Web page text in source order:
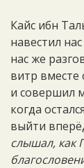
Кайс ибн
навестил
нас же
витр вместе
и совершил
когда
выйти
слышал, как